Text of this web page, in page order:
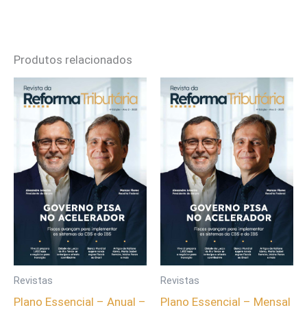
Produtos relacionados
Revistas
Plano Essencial – Anual –
Revistas
Plano Essencial – Mensal